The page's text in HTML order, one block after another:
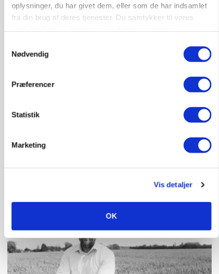
oplysninger, du har givet dem, eller som de har indsamlet
fra din brug af deres tjenester. Du samtykker til vores
Nødvendig
Præferencer
Statistik
Marketing
Vis detaljer
OK
9670, Løgstør 03. aug.
32.500 stipladser skifter slagteri: En af landets
største producenter sender nu grisene til